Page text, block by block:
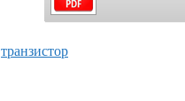
транзистор